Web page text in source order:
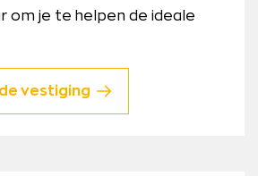
om je te helpen de ideale
vestiging